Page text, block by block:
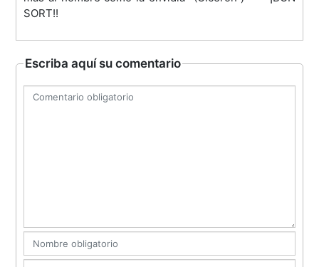
SORT!!
Escriba aquí su comentario